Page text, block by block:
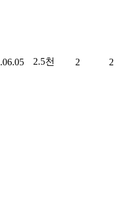
2.5천 2 2